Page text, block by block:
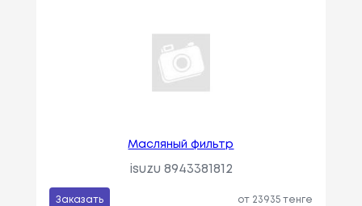
Масляный фильтр
isuzu 8943381812
Заказать от 23935 тенге